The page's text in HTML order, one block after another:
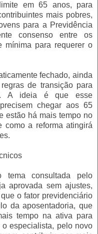
em 65 anos, para
mais pobres,
para a Previdência
consenso entre os
mínima para requerer o
fechado, ainda
de transição para
A ideia é que esse
chegar aos 65
estão há mais tempo no
como a reforma atingirá
tema consultada pelo
aprovada sem ajustes,
o fator previdenciário
da aposentadoria, que
tempo na ativa para
especialista, pelo novo